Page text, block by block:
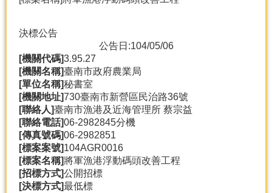
決標公告
公告日:104/05/06
[機關代碼]3.95.27
[機關名稱]臺南市政府農業局
[單位名稱]秘書室
[機關地址]730臺南市新營區民治路36號
[聯絡人]臺南市漁港及近海管理所 蔡宗益
[聯絡電話]06-2982845分機
[傳真號碼]06-2982851
[標案案號]104AGR0016
[標案名稱]將軍漁港浮動碼頭改善工程
[招標方式]公開招標
[決標方式]最低標